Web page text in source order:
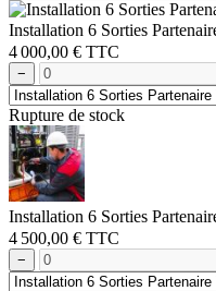
Installation 6 Sorties
4 000,00 € TTC
−
Rupture de stock
Installation 6 Sorties
4 500,00 € TTC
−